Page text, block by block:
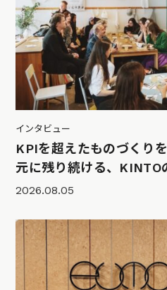
インタビュー
KPIを超えたものづくり
元に残り続ける、KINTO
2026.08.05